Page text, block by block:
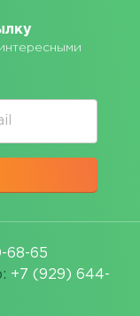
68-65
+7 (929) 644-